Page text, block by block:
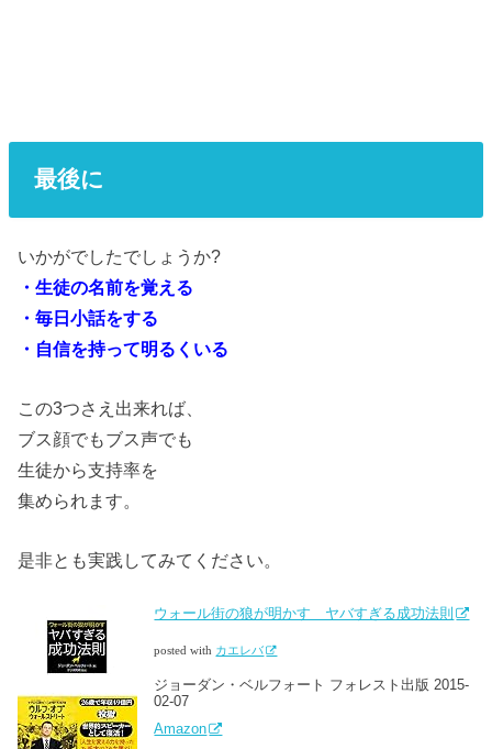
最後に
いかがでしたでしょうか?
・生徒の名前を覚える
・毎日小話をする
・自信を持って明るくいる
この3つさえ出来れば、
ブス顔でもブス声でも
生徒から支持率を
集められます。
是非とも実践してみてください。
ウォール街の狼が明かす ヤバすぎる成功法則
posted with カエレバ
ジョーダン・ベルフォート フォレスト出版 2015-
02-07
Amazon